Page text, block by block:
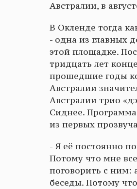
Австралии, в
В Окленде тогда
- одна из главных
этой площадке.
тридцать лет
прошедшие годы
Австралии
Австралии трио
Сиднее.
из первых
- Я её постоянно
Потому что мне
поговорить с ним:
беседы. Потому